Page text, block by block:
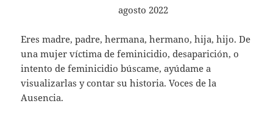
agosto 2022
Eres madre, padre, hermana, hermano, hija, hijo. De
una mujer víctima de feminicidio, desaparición, o
intento de feminicidio búscame, ayúdame a
visualizarlas y contar su historia. Voces de la
Ausencia.